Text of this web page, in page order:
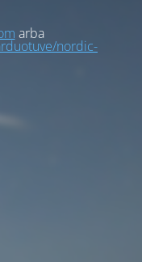
arba
nordic-